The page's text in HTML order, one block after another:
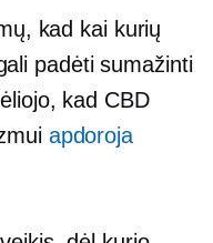
kad kai kurių
padėti sumažinti
kad CBD
apdoroja